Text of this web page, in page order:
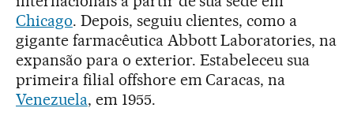
Chicago. Depois, seguiu clientes, como a
gigante farmacêutica Abbott Laboratories, na
expansão para o exterior. Estabeleceu sua
primeira filial offshore em Caracas, na
Venezuela, em 1955.